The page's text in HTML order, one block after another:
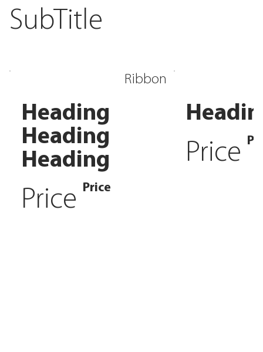
SubTitle
Ribbon
Heading
Heading
Heading
Price Price
Price